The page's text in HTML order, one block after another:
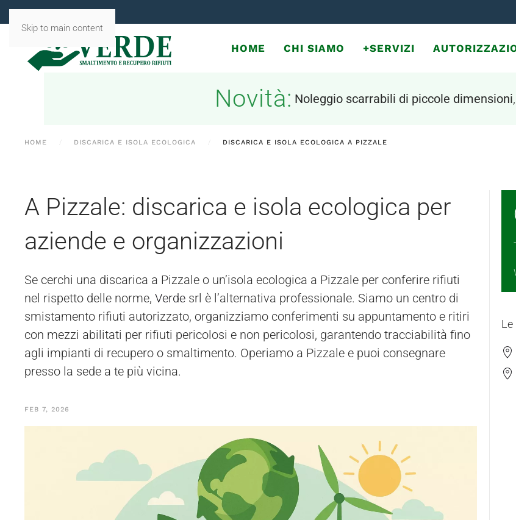
Skip to main content
HOME CHI SIAMO +SERVIZI
Novità: Noleggio scarrabili di piccole dimensioni
HOME DISCARICA E ISOLA ECOLOGICA DISCARICA E ISOLA ECOLOGICA A PIZZALE
A Pizzale: discarica e isola ecologica per
aziende e organizzazioni
Se cerchi una discarica a Pizzale o un’isola ecologica a Pizzale per conferire rifiuti
nel rispetto delle norme, Verde srl è l’alternativa professionale. Siamo un centro di
smistamento rifiuti autorizzato, organizziamo conferimenti su appuntamento e ritiri
con mezzi abilitati per rifiuti pericolosi e non pericolosi, garantendo tracciabilità fino
agli impianti di recupero o smaltimento. Operiamo a Pizzale e puoi consegnare
presso la sede a te più vicina.
FEB 7, 2026
Le